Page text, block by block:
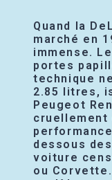
Quand la
marché en
immense.
portes
technique
2.85 litres,
Peugeot
cruellement
dessous
voiture
ou